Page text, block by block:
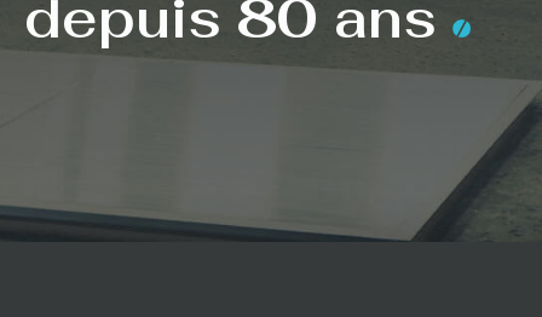
depuis 80 ans